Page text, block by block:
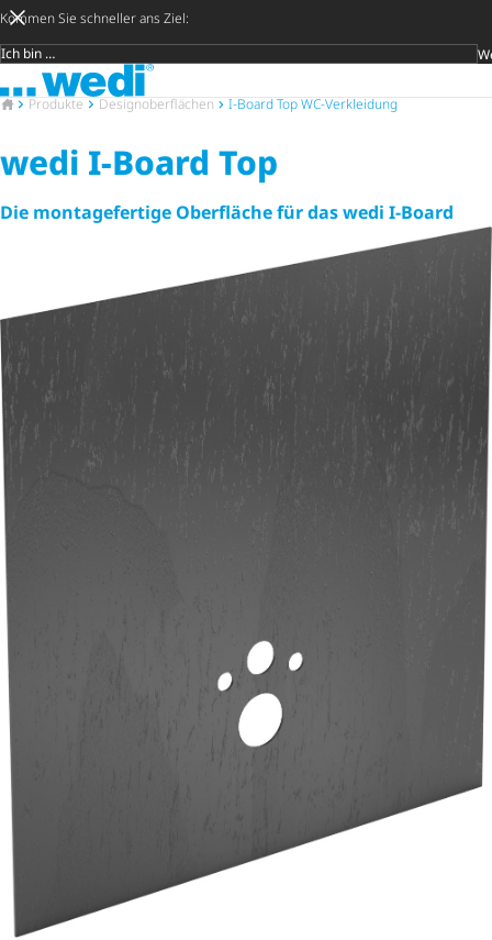
Kommen Sie schneller ans Ziel:
Zielgruppe
Zur Startseite
Später
Zur Startseite
Produkte Design­ober­flä­chen I-Board Top WC-Verkleidung
wedi I-Board Top
Die montagefertige Oberfläche für das wedi I-Board